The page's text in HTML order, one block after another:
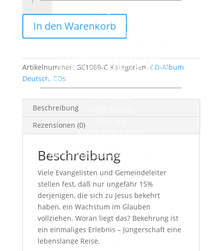
AWMI Reading
Veranstaltungen
Veranstaltungskalender DACH
Überblick Veranstaltungen 2026 in
Deutschland und Österreich (Download)
International
Charis Bible College
Nehmen Sie Jesus als Ihren Retter an
Empfangen Sie den Heiligen Geist
Was wir glauben
Warum kostenlose Downloads?
Nimm Kontakt mit uns auf
Datenschutzerklärung
Impressum
Webshop
AWM Webshop Deutschland
CD(MP3)-
Album
CDs)
In den Warenkorb
Artikelnummer: GE1069-C Kategorien: CD-Album
Deutsch, CDs
Beschreibung
Rezensionen (0)
Beschreibung
Viele Evangelisten und Gemeindeleiter
stellen fest, daß nur ungefähr 15%
derjenigen, die sich zu Jesus bekehrt
haben, ein Wachstum im Glauben
vollziehen. Woran liegt das? Bekehrung ist
ein einmaliges Erlebnis – Jüngerschaft eine
lebenslange Reise.